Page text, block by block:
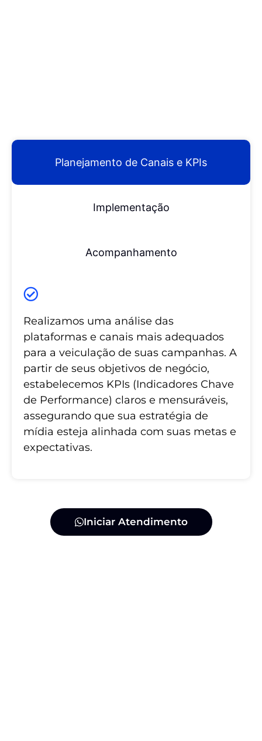
Planejamento de Canais e KPIs
Implementação
Acompanhamento
Realizamos uma análise das
plataformas e canais mais adequados
para a veiculação de suas campanhas. A
partir de seus objetivos de negócio,
estabelecemos KPIs (Indicadores Chave
de Performance) claros e mensuráveis,
assegurando que sua estratégia de
mídia esteja alinhada com suas metas e
expectativas.
Iniciar Atendimento